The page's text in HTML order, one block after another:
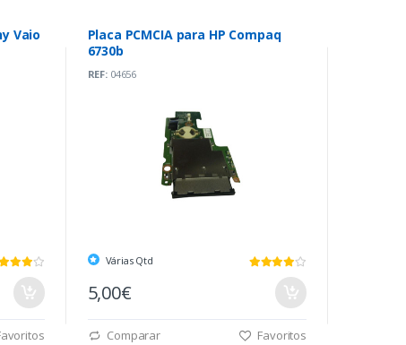
Vaio
Placa PCMCIA para HP Compaq
6730b
REF:04656
Várias Qtd
5,00€
Comparar Favoritos